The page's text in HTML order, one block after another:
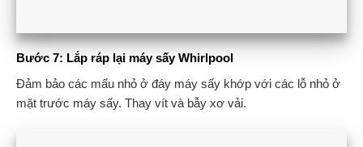
Bước 7: Lắp ráp lại máy sấy Whirlpool
Đảm bảo các mấu nhỏ ở đáy máy sấy khớp với các lỗ nhỏ ở
mặt trước máy sấy. Thay vít và bẫy xơ vải.